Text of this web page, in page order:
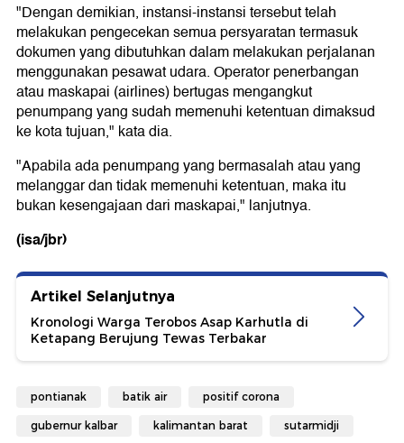
"Dengan demikian, instansi-instansi tersebut telah
melakukan pengecekan semua persyaratan termasuk
dokumen yang dibutuhkan dalam melakukan perjalanan
menggunakan pesawat udara. Operator penerbangan
atau maskapai (airlines) bertugas mengangkut
penumpang yang sudah memenuhi ketentuan dimaksud
ke kota tujuan," kata dia.
"Apabila ada penumpang yang bermasalah atau yang
melanggar dan tidak memenuhi ketentuan, maka itu
bukan kesengajaan dari maskapai," lanjutnya.
(isa/jbr)
Artikel Selanjutnya
Kronologi Warga Terobos Asap Karhutla di
Ketapang Berujung Tewas Terbakar
pontianak batik air positif corona
gubernur kalbar kalimantan barat sutarmidji